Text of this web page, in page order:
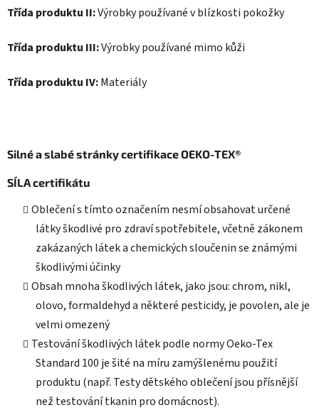
Třída produktu II:Výrobky používané v blízkosti pokožky
Třída produktu III:Výrobky používané mimo kůži
Třída produktu IV:Materiály
Silné a slabé stránky certifikace OEKO-TEX®
SÍLA certifikátu
Oblečení s tímto označením nesmí obsahovat určené
látky škodlivé pro zdraví spotřebitele, včetně zákonem
zakázaných látek a chemických sloučenin se známými
škodlivými účinky
Obsah mnoha škodlivých látek, jako jsou: chrom, nikl,
olovo, formaldehyd a některé pesticidy, je povolen, ale je
velmi omezený
Testování škodlivých látek podle normy Oeko-Tex
Standard 100 je šité na míru zamýšlenému použití
produktu (např. Testy dětského oblečení jsou přísnější
než testování tkanin pro domácnost).